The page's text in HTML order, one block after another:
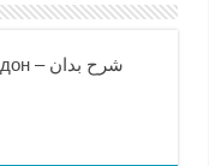
Шарҳу бидон – شرح بدان